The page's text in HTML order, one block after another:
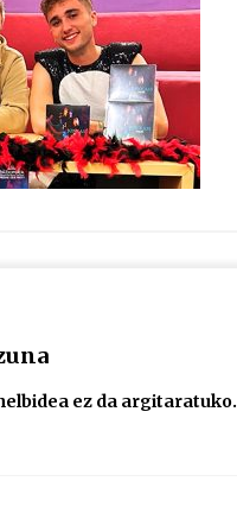
2026/07/16
San Pedro jaietako bertso-
2026/07/09
ez da argitaratuko.